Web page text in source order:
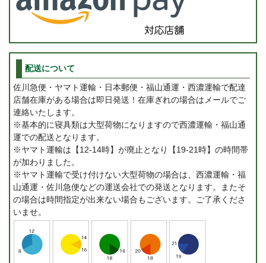
配送について
佐川急便・ヤマト運輸・日本郵便・福山通運・西濃運輸で配達
店舗在庫がある場合は即日発送！在庫ぎれの場合はメールでご
連絡いたします。
※基本的に寝具類は大型荷物になりますので西濃運輸・福山通
運での配送となります。
※ヤマト運輸は【12-14時】が廃止となり【19-21時】の時間帯
が加わりました。
※ヤマト運輸で受け付けない大型荷物の場合は、西濃運輸・福
山通運・佐川急便などの運送会社での発送となります。またそ
の場合は時間指定が出来ない場合もございます。ご了承くださ
いませ。